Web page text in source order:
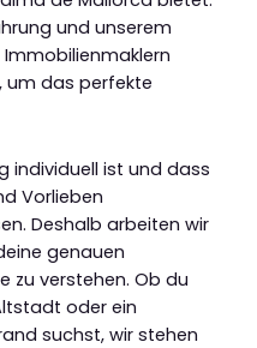
und unserem
um das perfekte
individuell ist und dass
Vorlieben
Deshalb arbeiten wir
genauen
zu verstehen. Ob du
oder ein
suchst, wir stehen